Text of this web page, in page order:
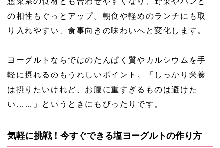
の相性もぐっとアップ。朝食や軽めのランチにも取
り入れやすい、食事向きの味わいへと変化します。
ヨーグルトならではのたんぱく質やカルシウムを手
軽に摂れるのもうれしいポイント。「しっかり栄養
は摂りたいけれど、お腹に重すぎるものは避けた
い……」というときにもぴったりです。
気軽に挑戦！今すぐできる塩ヨーグルトの作り方